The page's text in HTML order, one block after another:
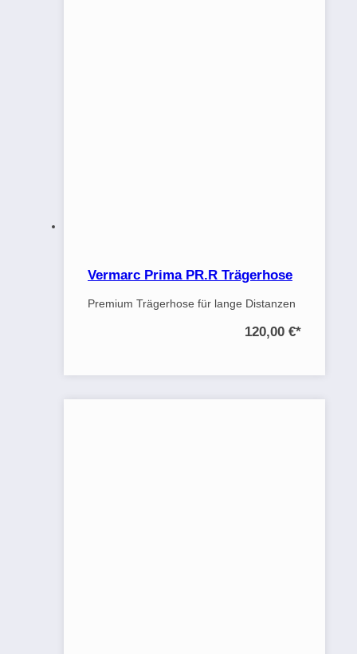
Vermarc Prima PR.R Trägerhose
Premium Trägerhose für lange Distanzen
120,00 €*